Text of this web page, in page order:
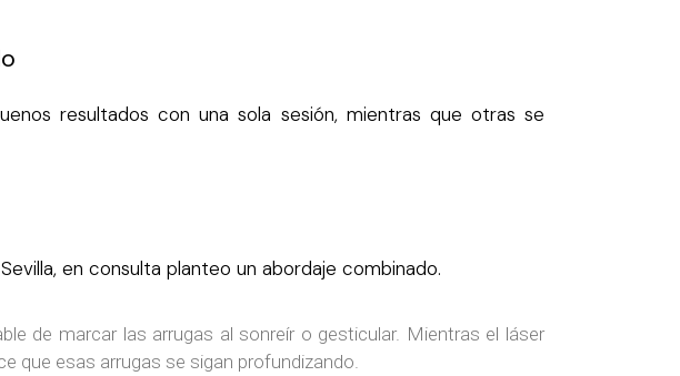
resultados con una sola sesión, mientras que otras se
en consulta planteo un abordaje combinado.
de marcar las arrugas al sonreír o gesticular. Mientras el láser
que esas arrugas se sigan profundizando.